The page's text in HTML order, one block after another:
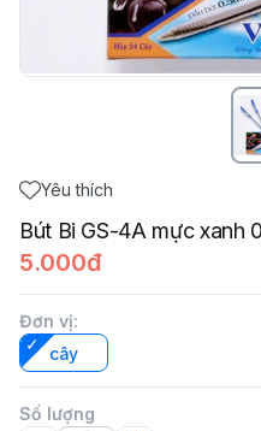
Yêu thích
Bút Bi GS-4A mực xanh
5.000đ
Đơn vị:
cây
Số lượng